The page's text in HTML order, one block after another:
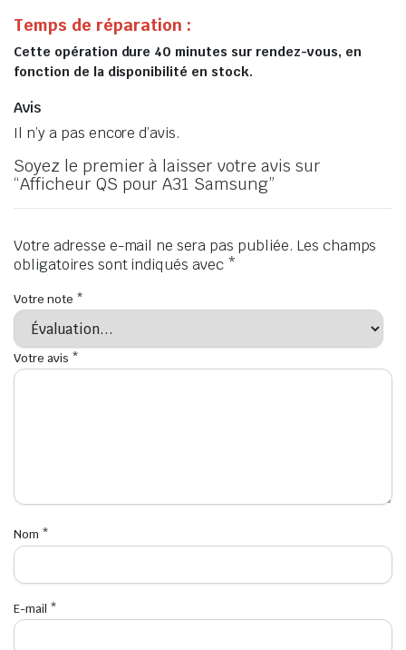
Temps de réparation :
Cette opération dure 40 minutes sur rendez-vous, en
fonction de la disponibilité en stock.
Avis
Il n’y a pas encore d’avis.
Soyez le premier à laisser votre avis sur
“Afficheur QS pour A31 Samsung”
Votre adresse e-mail ne sera pas publiée. Les champs
obligatoires sont indiqués avec *
Votre note *
Votre avis *
Nom *
E-mail *